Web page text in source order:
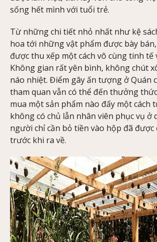
sống hết mình với tuổi trẻ.
Từ những chi tiết nhỏ nhất như kệ
hoa tới những vật phẩm được bày
được thu xếp một cách vô cùng tinh tế
Không gian rất yên bình, không chút
náo nhiệt. Điểm gây ấn tượng ở Quán
tham quan vẫn có thể đến thưởng
mua một sản phẩm nào đấy một cách
không có chủ lẫn nhân viên phục vụ ở
người chỉ cần bỏ tiền vào hộp đã được
trước khi ra về.